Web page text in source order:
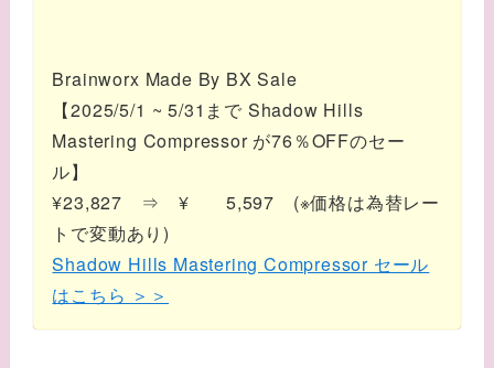
Brainworx Made By BX Sale
【2025/5/1 ~ 5/31まで Shadow Hills
Mastering Compressor が76％OFFのセー
ル】
¥23,827 ⇒ ¥ 5,597 (※価格は為替レー
トで変動あり)
Shadow Hills Mastering Compressor セール
はこちら ＞＞